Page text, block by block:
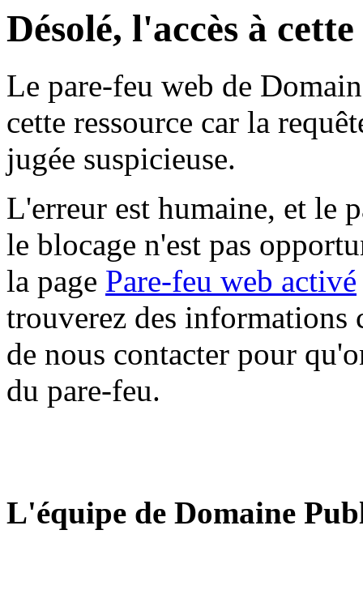
Désolé, l'accès à
Le pare-feu web de
cette ressource car la
jugée suspicieuse.
L'erreur est humaine, et le
le blocage n'est pas
la page Pare-feu web activé
trouverez des informations
de nous contacter pour
du pare-feu.
L'équipe de Domaine